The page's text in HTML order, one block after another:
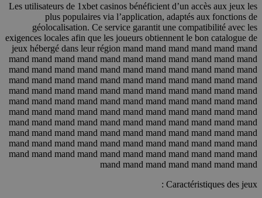
Les utilisateurs de 1xbet casinos bénéficient d’un accès aux jeux les
plus populaires via l’application, adaptés aux fonctions de
géolocalisation. Ce service garantit une compatibilité avec les
exigences locales afin que les joueurs obtiennent le bon catalogue de
jeux hébergé dans leur région mand mand mand mand mand mand
mand mand mand mand mand mand mand mand mand mand mand
mand mand mand mand mand mand mand mand mand mand mand
mand mand mand mand mand mand mand mand mand mand mand
mand mand mand mand mand mand mand mand mand mand mand
mand mand mand mand mand mand mand mand mand mand mand
mand mand mand mand mand mand mand mand mand mand mand
mand mand mand mand mand mand mand mand mand mand mand
mand mand mand mand mand mand mand mand mand mand mand
mand mand mand mand mand mand mand mand mand mand mand
mand mand mand mand mand mand mand mand mand mand mand
mand mand mand mand mand mand mand
Caractéristiques des jeux :